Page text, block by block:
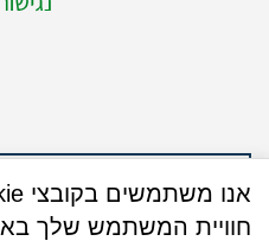
חוויית המשתמש שלך